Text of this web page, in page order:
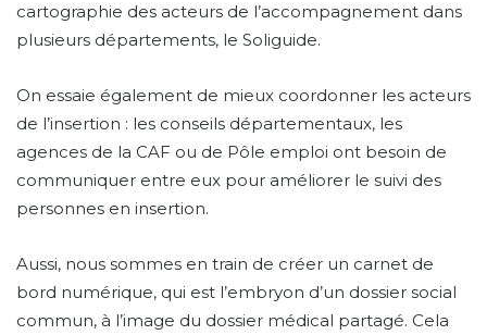
cartographie des acteurs de l’accompagnement dans
plusieurs départements, le Soliguide.
On essaie également de mieux coordonner les acteurs
de l’insertion : les conseils départementaux, les
agences de la CAF ou de Pôle emploi ont besoin de
communiquer entre eux pour améliorer le suivi des
personnes en insertion.
Aussi, nous sommes en train de créer un carnet de
bord numérique, qui est l’embryon d’un dossier social
commun, à l’image du dossier médical partagé. Cela